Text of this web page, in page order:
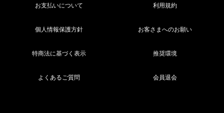
お支払いについて 利用規約
個人情報保護方針 お客さまへのお願い
特商法に基づく表示 推奨環境
よくあるご質問 会員退会